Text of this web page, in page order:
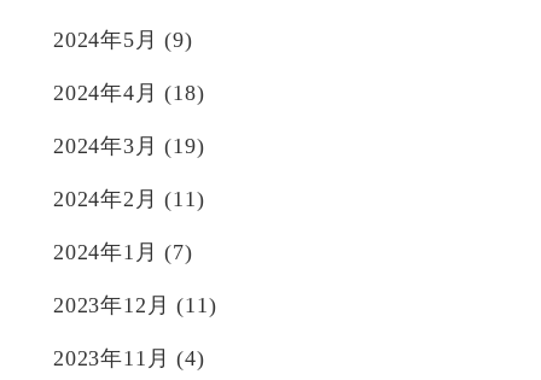
2024年5月 (9)
2024年4月 (18)
2024年3月 (19)
2024年2月 (11)
2024年1月 (7)
2023年12月 (11)
2023年11月 (4)